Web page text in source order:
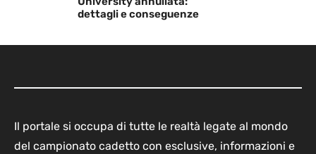
dettagli e conseguenze
Il portale si occupa di tutte le realtà legate al mondo
del campionato cadetto con esclusive, informazioni e